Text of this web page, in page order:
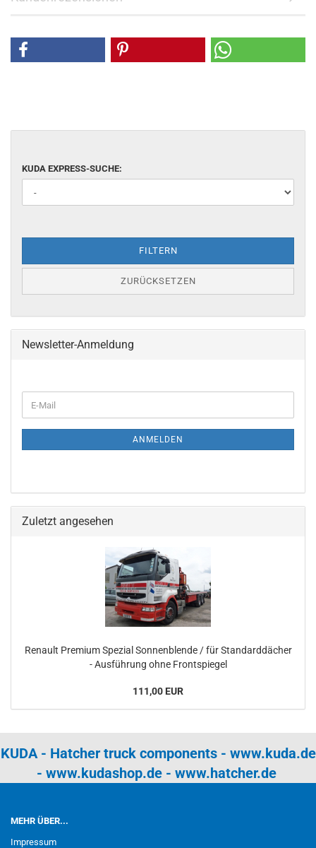
KUDA EXPRESS-SUCHE:
FILTERN
ZURÜCKSETZEN
Newsletter-Anmeldung
ANMELDEN
Zuletzt angesehen
Renault Premium Spezial Sonnenblende / für Standarddächer
- Ausführung ohne Frontspiegel
111,00 EUR
KUDA - Hatcher truck components - www.kuda.de
- www.kudashop.de- www.hatcher.de
MEHR ÜBER...
Impressum